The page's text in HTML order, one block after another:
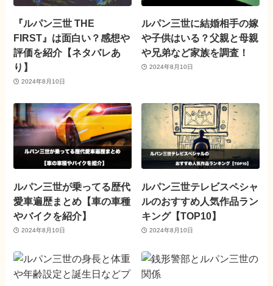
『ルパン三世 THE
FIRST』は面白い？感想や
評価を紹介【ネタバレあ
り】
2024年8月10日
ルパン三世に結婚相手の嫁
や子供はいる？父親と母親
や兄弟など家族を調査！
2024年8月10日
ルパン三世が乗ってる歴代
愛車遍歴まとめ【車の車種
やバイクを紹介】
2024年8月10日
ルパン三世テレビスペシャ
ルのおすすめ人気作品ラン
キング【TOP10】
2024年8月10日